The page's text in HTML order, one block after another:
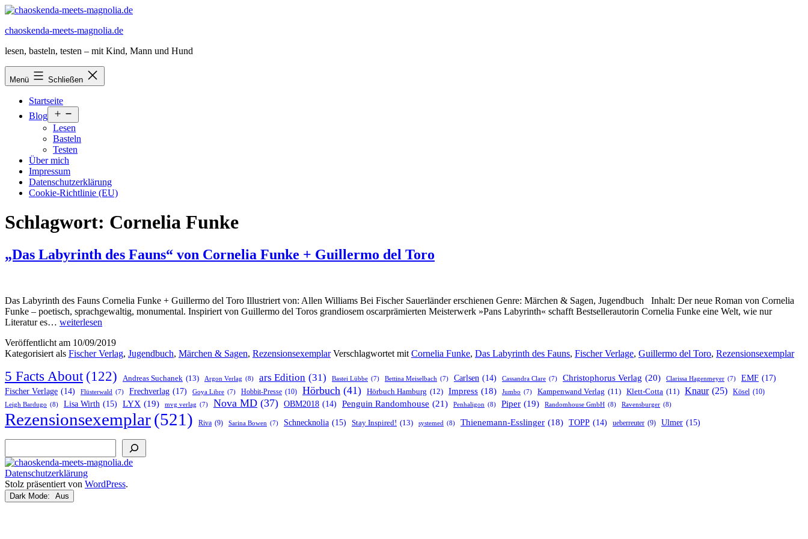
Zum
springen
chaoskenda-meets-magnolia.de
lesen, basteln, testen – mit Kind, Mann und Hund
Menü Schließen
Startseite
Blog
öffnen
Lesen
Basteln
Testen
Über mich
Impressum
Datenschutzerklärung
Cookie-Richtlinie (EU)
Schlagwort: Cornelia Funke
„Das Labyrinth des Fauns“ von Cornelia Funke + Guillermo del Toro
Das Labyrinth des Fauns Cornelia Funke + Guillermo del Toro Illustriert von: Allen Williams Bei Fischer Sauerländer erschienen Genre: Märchen & Sagen, Jugendbuch Inhalt: Der neue Roman von Cornelia
Funke – poetisch, sprachgewaltig, monumental. Inspiriert von Guillermo del Toros grandiosem oscarprämierten Meisterwerk »Pans Labyrinth« schafft Bestsellerautorin Cornelia Funke eine Welt, wie nur
Literatur es… „Das
des
Fauns“
Cornelia
Funke
+
Guillermo
del
Toro
weiterlesen
Veröffentlicht am 10/09/2019
Kategorisiert als Fischer Verlag, Jugendbuch, Märchen & Sagen, Rezensionsexemplar Verschlagwortet mit Cornelia Funke, Das Labyrinth des Fauns, Fischer Verlage, Guillermo del Toro, Rezensionsexemplar
5 Facts About (122) Andreas Suchanek (13) Argon Verlag (8) ars Edition (31) Bastei Lübbe (7) Bettina Meiselbach (7) Carlsen (14) Cassandra Clare (7) Christophorus Verlag (20) Clarissa Hagenmeyer (7) EMF (17)
Fischer Verlage (14) Flüsterwald (7) Frechverlag (17) Goya Libre (7) Hobbit-Presse (10) Hörbuch (41) Hörbuch Hamburg (12) Impress (18) Jumbo (7) Kampenwand Verlag (11) Klett-Cotta (11) Knaur (25) Kösel (10)
Leigh Bardugo (8) Lisa Wirth (15) LYX (19) mvg verlag (7) Nova MD (37) OBM2018 (14) Penguin Randomhouse (21) Penhaligon (8) Piper (19) Randomhouse GmbH (8) Ravensburger (8)
Rezensionsexemplar(521) Riva (9) Sarina Bowen (7) Schnecknolia (15) Stay Inspired! (13) systemed (8) Thienemann-Esslinger (18) TOPP (14) ueberreuter (9) Ulmer (15)
Datenschutzerklärung
Stolz präsentiert von WordPress.
Dark Mode: